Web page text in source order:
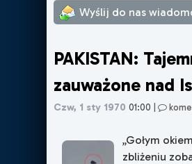
Wyślij do nas
PAKISTAN:
zauważone nad
Czw, 1 sty 1970 01:00 |
„Gołym
zbliżeniu